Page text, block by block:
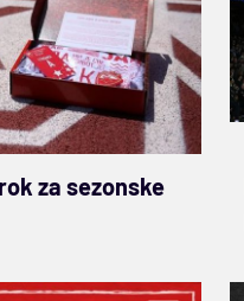
za sezonske